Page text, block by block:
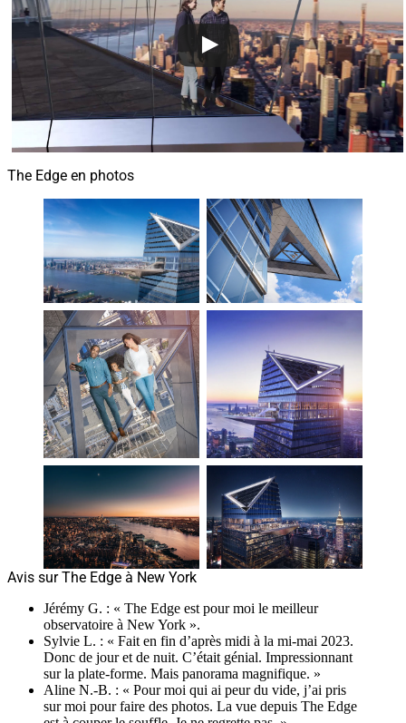
The Edge en photos
Avis sur The Edge à New York
Jérémy G. : « The Edge est pour moi le meilleur
observatoire à New York ».
Sylvie L. : « Fait en fin d’après midi à la mi-mai 2023.
Donc de jour et de nuit. C’était génial. Impressionnant
sur la plate-forme. Mais panorama magnifique. »
Aline N.-B. : « Pour moi qui ai peur du vide, j’ai pris
sur moi pour faire des photos. La vue depuis The Edge